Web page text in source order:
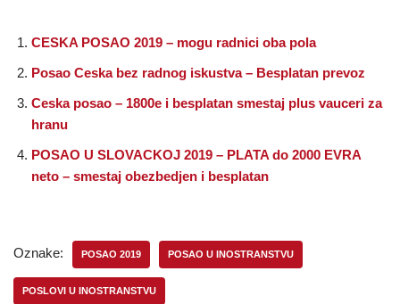
CESKA POSAO 2019 – mogu radnici oba pola
Posao Ceska bez radnog iskustva – Besplatan prevoz
Ceska posao – 1800e i besplatan smestaj plus vauceri za
hranu
POSAO U SLOVACKOJ 2019 – PLATA do 2000 EVRA
neto – smestaj obezbedjen i besplatan
Oznake: POSAO 2019 POSAO U INOSTRANSTVU
POSLOVI U INOSTRANSTVU